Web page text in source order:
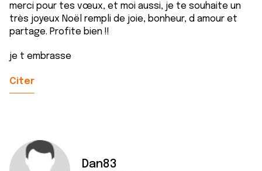
merci pour tes vœux, et moi aussi, je te souhaite un
très joyeux Noël rempli de joie, bonheur, d amour et
partage. Profite bien !!
je t embrasse
Citer
Dan83